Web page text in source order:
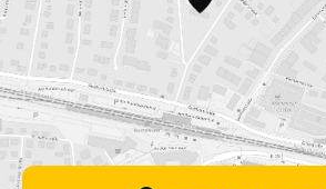
Betreff